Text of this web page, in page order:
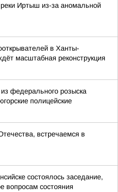
Иртыш из-за аномальной
в Ханты-
масштабная реконструкция
федерального розыска
полицейские
встречаемся в
состоялось заседание,
вопросам состояния